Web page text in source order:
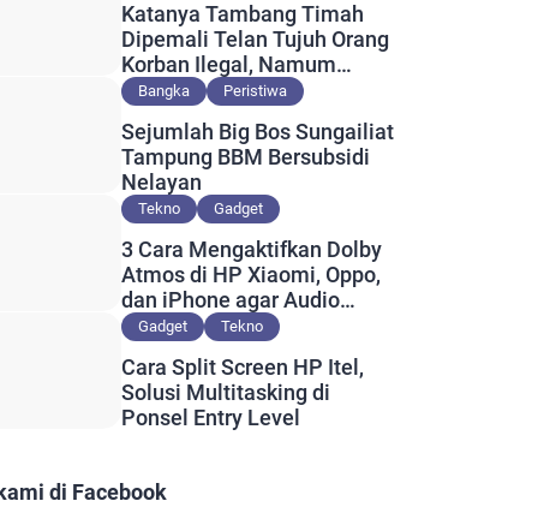
Katanya Tambang Timah
Dipemali Telan Tujuh Orang
Korban Ilegal, Namum
Muncul Slip Pembayaran
Bangka Peristiwa
Sejumlah Big Bos Sungailiat
Tampung BBM Bersubsidi
Nelayan
Tekno Gadget
3 Cara Mengaktifkan Dolby
Atmos di HP Xiaomi, Oppo,
dan iPhone agar Audio
Lebih Maksimal
Gadget Tekno
Cara Split Screen HP Itel,
Solusi Multitasking di
Ponsel Entry Level
di Facebook